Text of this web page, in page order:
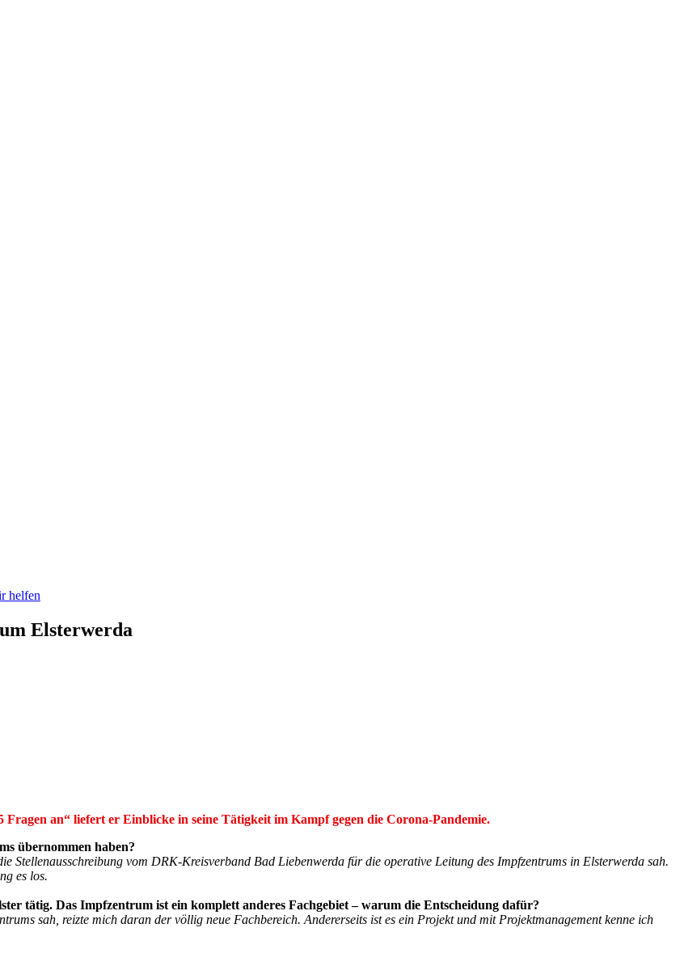
helfen
Elsterwerda
an“ liefert er Einblicke in seine Tätigkeit im Kampf gegen die Corona-Pandemie.
übernommen haben?
Stellenausschreibung vom DRK-Kreisverband Bad Liebenwerda für die operative Leitung des Impfzentrums in Elsterwerda sah.
es los.
tätig. Das Impfzentrum ist ein komplett anderes Fachgebiet – warum die Entscheidung dafür?
sah, reizte mich daran der völlig neue Fachbereich. Andererseits ist es ein Projekt und mit Projektmanagement kenne ich